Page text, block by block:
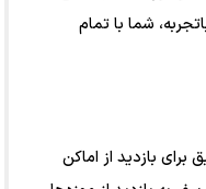
شما با تمام
برای بازدید از اماکن